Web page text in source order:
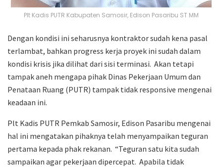
Plt Kadis PUTR Kabupaten Samosir, Edison Pasaribu ST MM
Dengan kondisi ini seharusnya kontraktor sudah kena pasal
terlambat, bahkan progress kerja proyek ini sudah dalam
kondisi krisis jika dilihat dari sisi terminasi. Akan tetapi
tampak aneh mengapa pihak Dinas Pekerjaan Umum dan
Penataan Ruang (PUTR) tampak tidak responsive mengenai
keadaan ini.
Plt Kadis PUTR Pemkab Samosir, Edison Pasaribu mengenai
hal ini mengatakan pihaknya telah menyampaikan teguran
pertama kepada phak rekanan. “Teguran satu kita sudah
sampaikan agar pekerjaan dipercepat. Apabila tidak